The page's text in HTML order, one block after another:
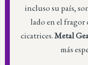
incluso su país,
lado en el fragor
cicatrices.Metal
más